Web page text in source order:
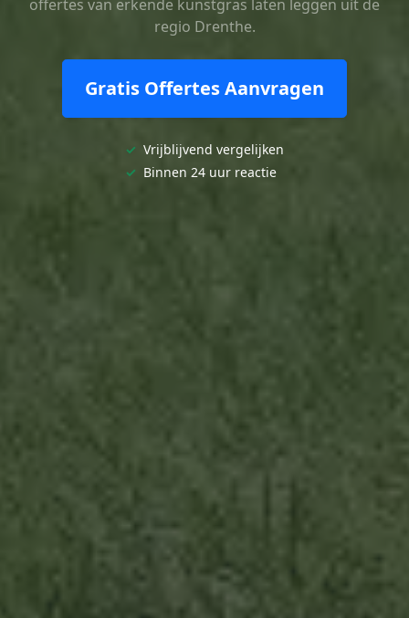
offertes van erkende kunstgras laten leggen uit de
regio Drenthe.
Gratis Offertes Aanvragen
✓ Vrijblijvend vergelijken
✓ Binnen 24 uur reactie